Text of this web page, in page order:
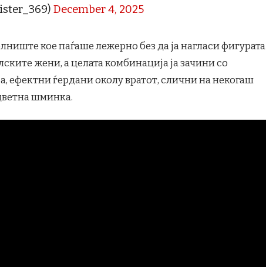
December 4, 2025
кое паѓаше лежерно без да ја нагласи фигурата
жени, а целата комбинација ја зачини со
ефектни ѓердани околу вратот, слични на некогаш
шминка.